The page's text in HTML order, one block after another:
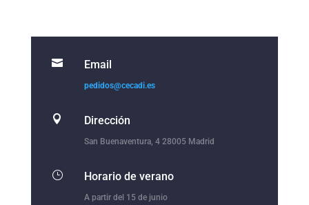
 Email
pedidos@cecadi.es
 Dirección
San Buenaventura, 4 28005 Madrid
} Horario de verano
A partir del 15 de junio